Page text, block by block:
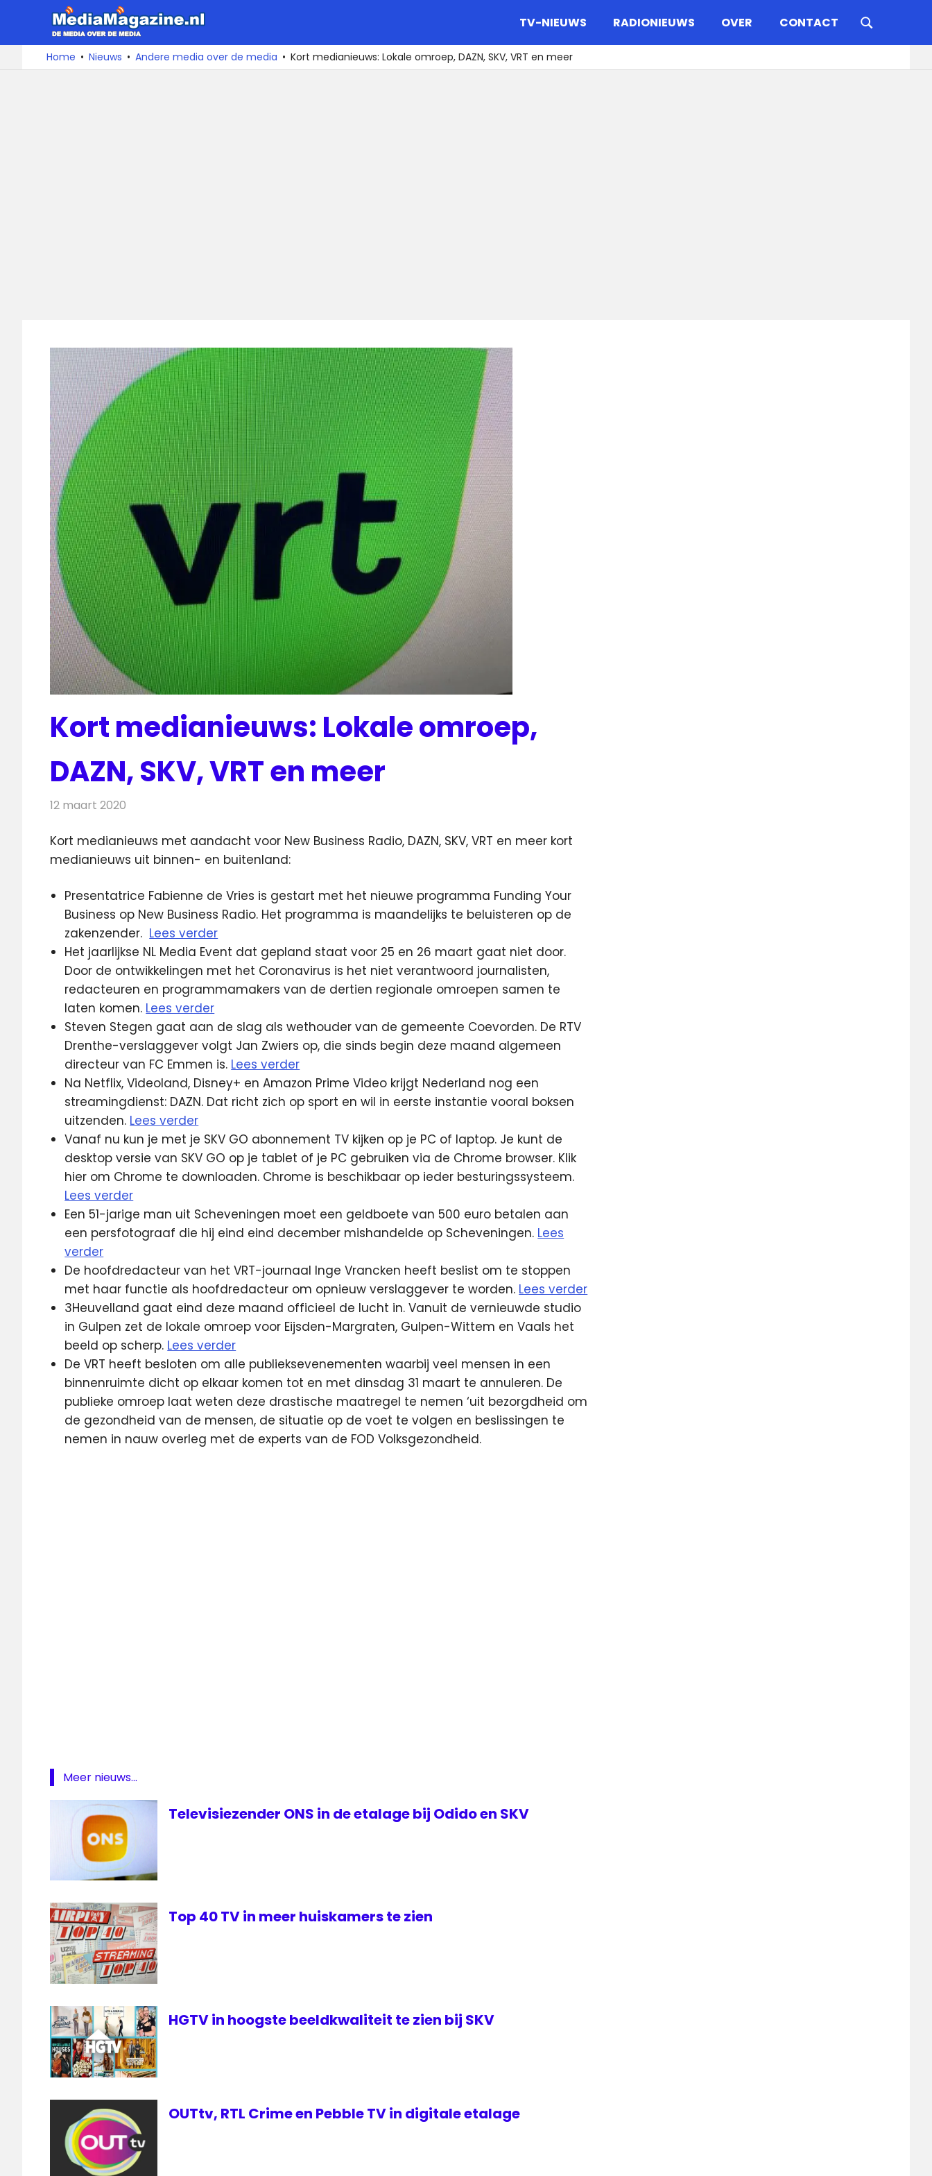
naar
De
media
over
TV-NIEUWS RADIONIEUWS OVER CONTACT
Home Nieuws Andere media over de media Kort medianieuws: Lokale omroep, DAZN, SKV, VRT en meer
Kort medianieuws: Lokale omroep,
DAZN, SKV, VRT en meer
12 maart 2020
Kort medianieuws met aandacht voor New Business Radio, DAZN, SKV, VRT en meer kort
medianieuws uit binnen- en buitenland:
Presentatrice Fabienne de Vries is gestart met het nieuwe programma Funding Your
Business op New Business Radio. Het programma is maandelijks te beluisteren op de
zakenzender. Lees verder
Het jaarlijkse NL Media Event dat gepland staat voor 25 en 26 maart gaat niet door.
Door de ontwikkelingen met het Coronavirus is het niet verantwoord journalisten,
redacteuren en programmamakers van de dertien regionale omroepen samen te
laten komen. Lees verder
Steven Stegen gaat aan de slag als wethouder van de gemeente Coevorden. De RTV
Drenthe-verslaggever volgt Jan Zwiers op, die sinds begin deze maand algemeen
directeur van FC Emmen is. Lees verder
Na Netflix, Videoland, Disney+ en Amazon Prime Video krijgt Nederland nog een
streamingdienst: DAZN. Dat richt zich op sport en wil in eerste instantie vooral boksen
uitzenden. Lees verder
Vanaf nu kun je met je SKV GO abonnement TV kijken op je PC of laptop. Je kunt de
desktop versie van SKV GO op je tablet of je PC gebruiken via de Chrome browser. Klik
hier om Chrome te downloaden. Chrome is beschikbaar op ieder besturingssysteem.
Lees verder
Een 51-jarige man uit Scheveningen moet een geldboete van 500 euro betalen aan
een persfotograaf die hij eind eind december mishandelde op Scheveningen. Lees
verder
De hoofdredacteur van het VRT-journaal Inge Vrancken heeft beslist om te stoppen
met haar functie als hoofdredacteur om opnieuw verslaggever te worden. Lees verder
3Heuvelland gaat eind deze maand officieel de lucht in. Vanuit de vernieuwde studio
in Gulpen zet de lokale omroep voor Eijsden-Margraten, Gulpen-Wittem en Vaals het
beeld op scherp. Lees verder
De VRT heeft besloten om alle publieksevenementen waarbij veel mensen in een
binnenruimte dicht op elkaar komen tot en met dinsdag 31 maart te annuleren. De
publieke omroep laat weten deze drastische maatregel te nemen ‘uit bezorgdheid om
de gezondheid van de mensen, de situatie op de voet te volgen en beslissingen te
nemen in nauw overleg met de experts van de FOD Volksgezondheid.
Meer nieuws...
Televisiezender ONS in de etalage bij Odido en SKV
Top 40 TV in meer huiskamers te zien
HGTV in hoogste beeldkwaliteit te zien bij SKV
OUTtv, RTL Crime en Pebble TV in digitale etalage